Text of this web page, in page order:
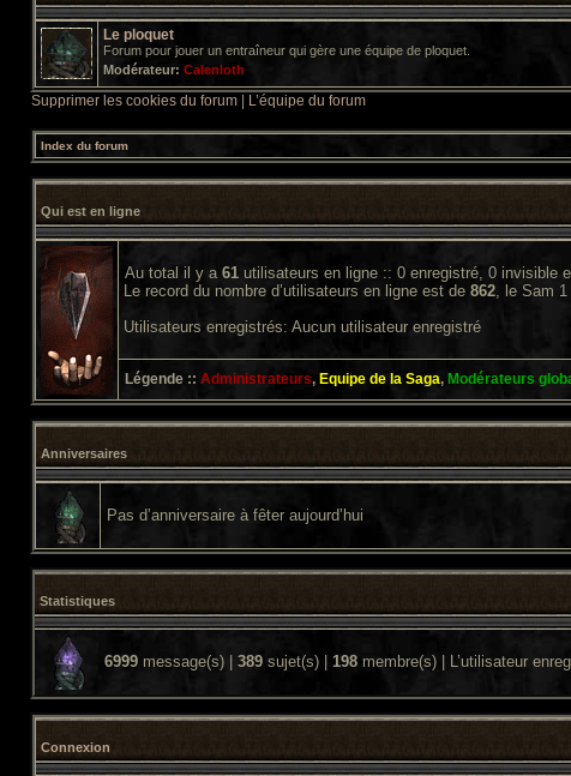
Le ploquet
Forum pour jouer un entraîneur qui gère une équipe de ploquet.
Modérateur: Calenloth
Supprimer les cookies du forum L’équipe du forum
Index du forum
Qui est en ligne
Au total il y a 61 utilisateurs en ligne :: 0 enregistré, 0 invisible
Le record du nombre d’utilisateurs en ligne est de 862, le Sam 1
Utilisateurs enregistrés: Aucun utilisateur enregistré
Légende :: Administrateurs, Equipe de la Saga, Modérateurs
Anniversaires
Pas d’anniversaire à fêter aujourd’hui
Statistiques
6999 message(s) | 389 sujet(s) | 198 membre(s) | L’utilisateur
Connexion